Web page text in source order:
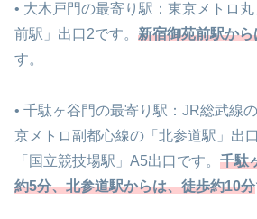
• 大木戸門の最寄り駅：東京メトロ
前駅」出口2です。 新宿御苑前駅か
す。
• 千駄ヶ谷門の最寄り駅：JR総武線
京メトロ副都心線の「北参道駅」出
「国立競技場駅」A5出口です。 千駄
約5分、北参道駅からは、徒歩約10分